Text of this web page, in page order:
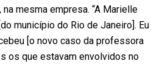
mesma empresa. “A Marielle
município do Rio de Janeiro]. Eu
[o novo caso da professora
os que estavam envolvidos no